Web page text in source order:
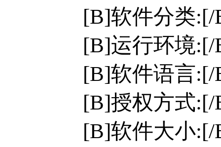
[B]软件分类
[B]运行环境:[/
[B]软件语言:[/
[B]授权方式
[B]软件大小:[/